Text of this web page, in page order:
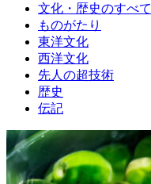
文化・歴史のすべて
ものがたり
東洋文化
西洋文化
先人の超技術
歴史
伝記